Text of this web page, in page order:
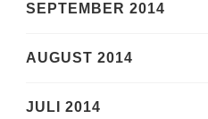
SEPTEMBER 2014
AUGUST 2014
JULI 2014